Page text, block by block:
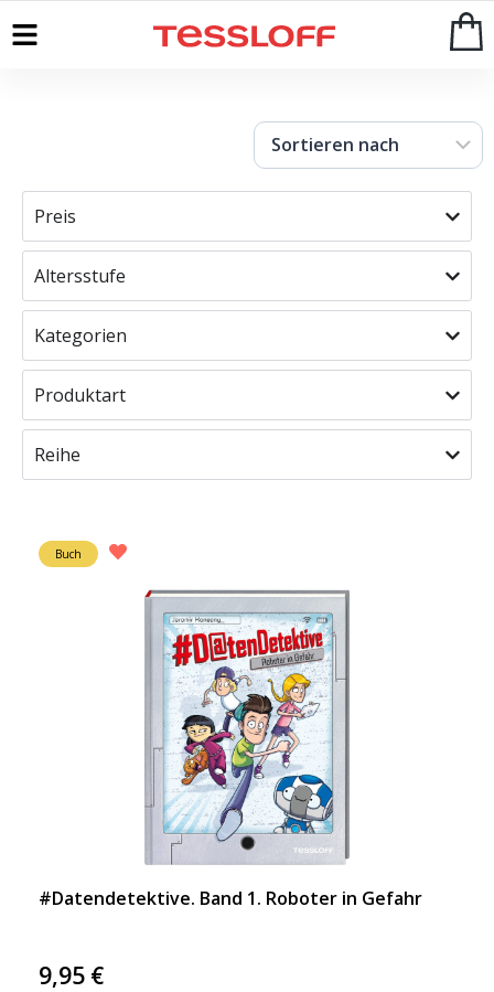
Start
Preis
Altersstufe
Kategorien
Produktart
Reihe
Buch
#Datendetektive. Band 1. Roboter in Gefahr
9,95 €